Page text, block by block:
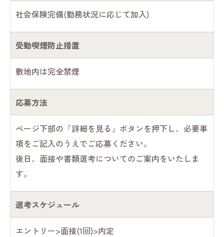
社会保険完備(勤務状況に応じて加入)
受動喫煙防止措置
敷地内は完全禁煙
応募方法
ページ下部の「詳細を見る」ボタンを押下し、必要事
項をご記入のうえでご応募ください。
後日、面接や書類選考についてのご案内をいたしま
す。
選考スケジュール
エントリー>面接(1回)>内定